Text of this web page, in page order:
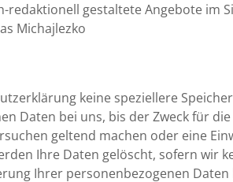
gestaltete Angebote im
Michajlezko
keine speziellere
Daten bei uns, bis der Zweck für
geltend machen oder eine
Ihre Daten gelöscht, sofern wir
Ihrer personenbezogenen